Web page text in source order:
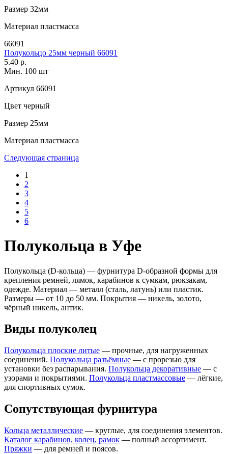
Размер 32мм
Материал пластмасса
66091
Полукольцо 25мм черный 66091
5.40 р.
Мин. 100 шт
Артикул 66091
Цвет черный
Размер 25мм
Материал пластмасса
Следующая страница
1
2
3
4
5
6
Полукольца в Уфе
Полукольца (D-кольца) — фурнитура D-образной формы для
крепления ремней, лямок, карабинов к сумкам, рюкзакам,
одежде. Материал — металл (сталь, латунь) или пластик.
Размеры — от 10 до 50 мм. Покрытия — никель, золото,
чёрный никель, антик.
Виды полуколец
Полукольца плоские литые — прочные, для нагруженных
соединений. Полукольца разъёмные — с прорезью для
установки без распарывания. Полукольца декоративные — с
узорами и покрытиями. Полукольца пластмассовые — лёгкие,
для спортивных сумок.
Сопутствующая фурнитура
Кольца металлические — круглые, для соединения элементов.
Каталог карабинов, колец, рамок — полный ассортимент.
Пряжки — для ремней и поясов.